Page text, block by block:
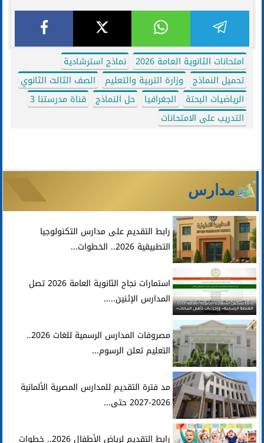
امتحانات الثانوية العامة 2026
نماذج استرشادية
تحميل النماذج
وزارة التربية والتعليم
الصف الثالث الثانوي
الرياضيات البحتة
الجغرافيا حل النماذج
قناة مدرستنا 3
التدريب على الامتحانات
مدارس
رابط التقديم على مدارس التكنولوجيا
التطبيقية 2026.. الخطوات...
استمارات نجاح الثانوية العامة 2026 تصل
المدارس الإثنين.....
مصروفات المدارس الرسمية للغات 2026..
التعليم تعلن الرسوم...
مد فترة التقديم للمدارس المصرية الألمانية
2026-2027 حتى...
رابط التقديم لرياض الأطفال 2026.. خطوات